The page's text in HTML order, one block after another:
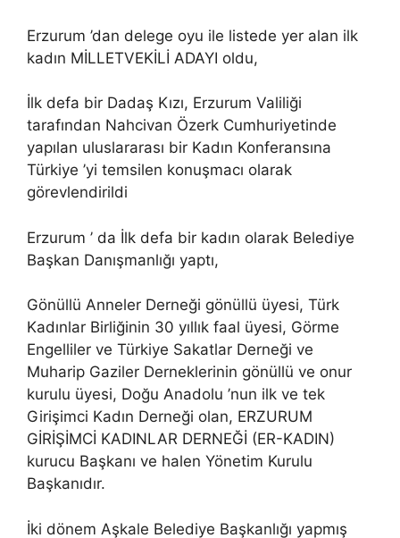
Erzurum ’dan delege oyu ile listede yer alan ilk
kadın MİLLETVEKİLİ ADAYI oldu,
İlk defa bir Dadaş Kızı, Erzurum Valiliği
tarafından Nahcivan Özerk Cumhuriyetinde
yapılan uluslararası bir Kadın Konferansına
Türkiye ’yi temsilen konuşmacı olarak
görevlendirildi
Erzurum ’ da İlk defa bir kadın olarak Belediye
Başkan Danışmanlığı yaptı,
Gönüllü Anneler Derneği gönüllü üyesi, Türk
Kadınlar Birliğinin 30 yıllık faal üyesi, Görme
Engelliler ve Türkiye Sakatlar Derneği ve
Muharip Gaziler Derneklerinin gönüllü ve onur
kurulu üyesi, Doğu Anadolu ’nun ilk ve tek
Girişimci Kadın Derneği olan, ERZURUM
GİRİŞİMCİ KADINLAR DERNEĞİ (ER-KADIN)
kurucu Başkanı ve halen Yönetim Kurulu
Başkanıdır.
İki dönem Aşkale Belediye Başkanlığı yapmış